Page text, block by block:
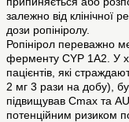
залежно від клінічної
дози ропініролу.
Ропінірол переважно
ферменту CYP 1A2. У
пацієнтів, які
2 мг 3 рази на добу),
підвищував Cmax та
потенційним ризиком